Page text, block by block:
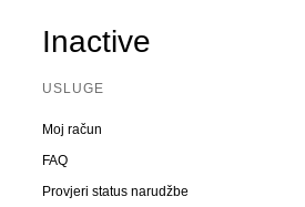
Inactive
USLUGE
Moj račun
FAQ
Provjeri status narudžbe